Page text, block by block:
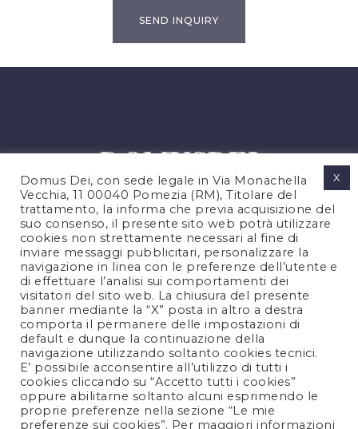
PRIVACY POLICY
COOKIES POLICY
LEGAL NOTES
CONTACTS
FOLLOW US
Domus Dei, con sede legale in Via Monachella
Vecchia, 11 00040 Pomezia (RM), Titolare del
trattamento, la informa che previa acquisizione del
suo consenso, il presente sito web potrà utilizzare
cookies non strettamente necessari al fine di
inviare messaggi pubblicitari, personalizzare la
navigazione in linea con le preferenze dell’utente e
di effettuare l’analisi sui comportamenti dei
visitatori del sito web. La chiusura del presente
banner mediante la “X” posta in altro a destra
comporta il permanere delle impostazioni di
default e dunque la continuazione della
navigazione utilizzando soltanto cookies tecnici.
E’ possibile acconsentire all’utilizzo di tutti i
cookies cliccando su “Accetto tutti i cookies”
oppure abilitarne soltanto alcuni esprimendo le
proprie preferenze nella sezione “Le mie
preferenze sui cookies”. Per maggiori informazioni
X